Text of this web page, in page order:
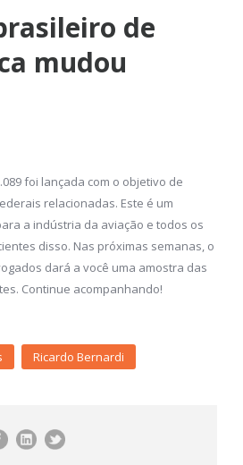
de
mudou
foi lançada com o objetivo de
relacionadas. Este é um
a indústria da aviação e todos os
disso. Nas próximas semanas, o
dará a você uma amostra das
Continue acompanhando!
Ricardo Bernardi